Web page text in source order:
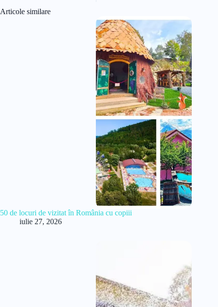
Articole similare
50 de locuri de vizitat în România cu copiii
iulie 27, 2026